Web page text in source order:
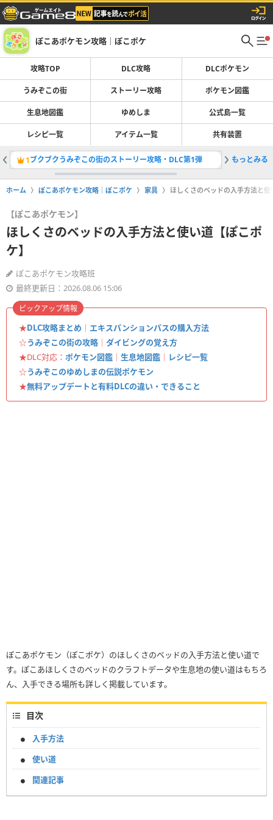
ぽこあポケモン攻略｜ぽこポケ
攻略TOP DLC攻略 DLCポケモン
うみぞこの街 ストーリー攻略 ポケモン図鑑
生息地図鑑 ゆめしま 公式島一覧
レシピ一覧 アイテム一覧 共有装置
1ブクブクうみぞこの街のストーリー攻略・DLC第1弾 2生息地
もっとみる
ホーム ぽこあポケモン攻略｜ぽこポケ 家具 ほしくさのベッドの入手方法と
【ぽこあポケモン】
ほしくさのベッドの入手方法と使い道【ぽこポ
ケ】
ぽこあポケモン攻略班
最終更新日：2026.08.06 15:06
★DLC攻略まとめ ｜ エキスパンションパスの購入方法
☆うみぞこの街の攻略 ｜ ダイビングの覚え方
★DLC対応： ポケモン図鑑 ｜ 生息地図鑑 ｜ レシピ一覧
☆うみぞこのゆめしまの伝説ポケモン
★無料アップデートと有料DLCの違い・できること
ピックアップ情報
ぽこあポケモン（ぽこポケ）のほしくさのベッドの入手方法と使い道で
す。ぽこあほしくさのベッドのクラフトデータや生息地の使い道はもちろ
ん、入手できる場所も詳しく掲載しています。
目次
入手方法
使い道
関連記事